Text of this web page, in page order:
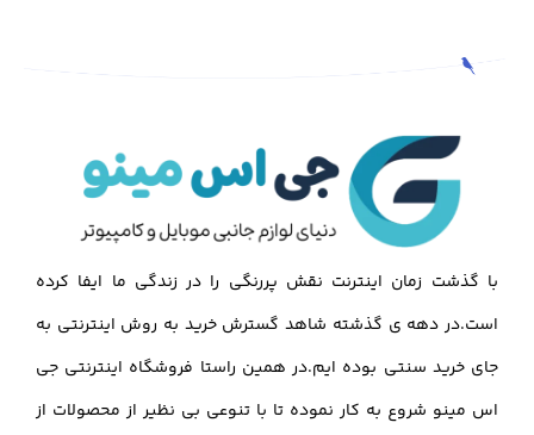
با گذشت زمان اینترنت نقش پررنگی را در زندگی ما ایفا کرده
است.در دهه ی گذشته شاهد گسترش خرید به روش اینترنتی به
جای خرید سنتی بوده ایم.در همین راستا فروشگاه اینترنتی جی
اس مینو شروع به کار نموده تا با تنوعی بی نظیر از محصولات از